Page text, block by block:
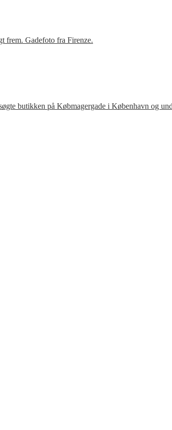
frem. Gadefoto fra Firenze.
butikken på Købmagergade i København og